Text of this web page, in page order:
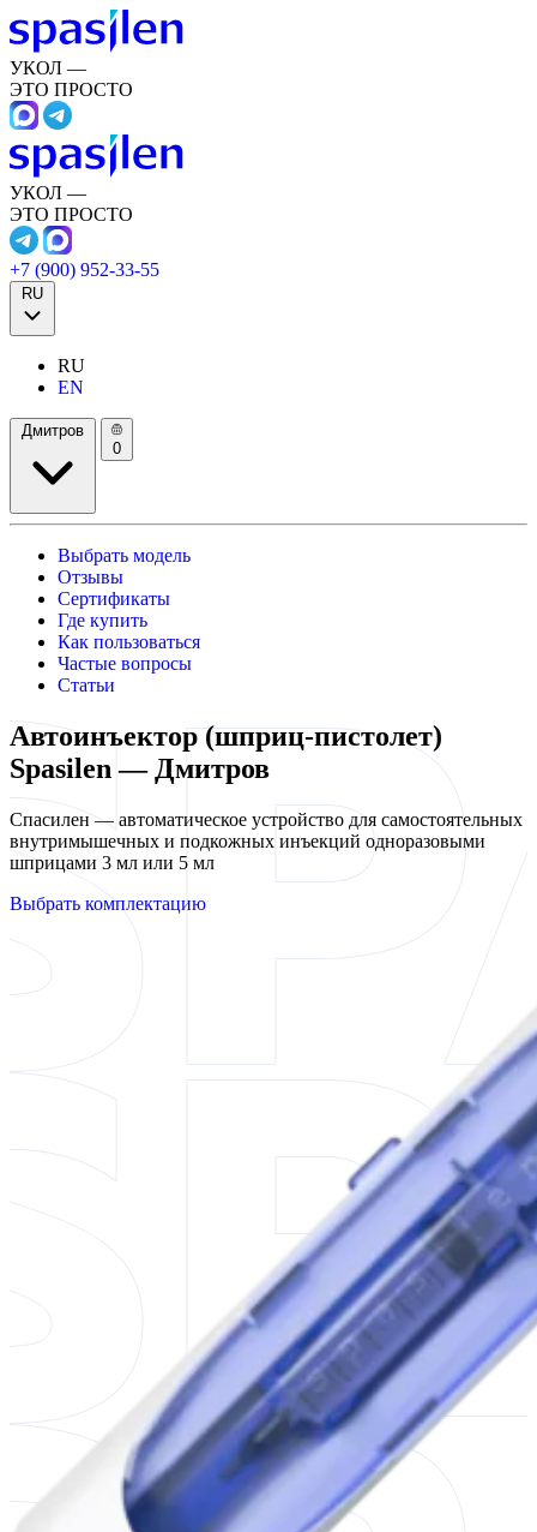
УКОЛ —
ЭТО ПРОСТО
УКОЛ —
ЭТО ПРОСТО
+7 (900) 952-33-55
RU
RU
EN
Дмитров
0
Выбрать модель
Отзывы
Сертификаты
Где купить
Как пользоваться
Частые вопросы
Статьи
Автоинъектор (шприц-пистолет)
Spasilen — Дмитров
Спасилен — автоматическое устройство для самостоятельных
внутримышечных и подкожных инъекций одноразовыми
шприцами 3 мл или 5 мл
Выбрать комплектацию